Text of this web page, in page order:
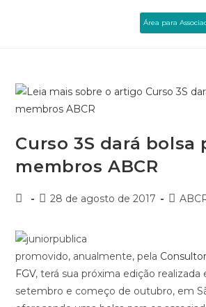
Área para
Curso 3S dará bolsa
membros ABCR
28 de agosto de 2017
promovido, anualmente, pela
FGV, terá sua próxima edição
setembro e começo de outubro, em